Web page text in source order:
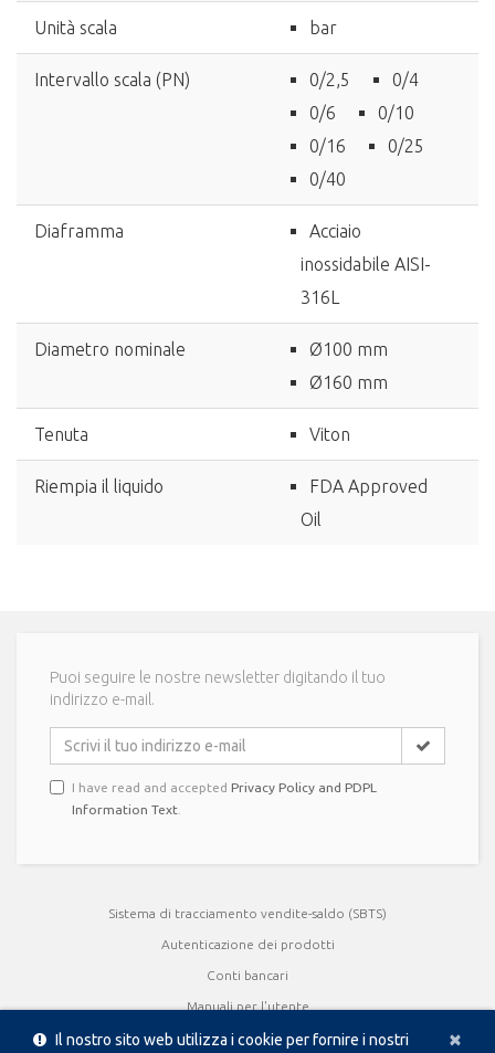
×
Il nostro sito web utilizza i cookie per fornire i nostri
Unità scala bar
Intervallo scala (PN) 0/2,5
0/4
0/6
0/10
0/16
0/25
0/40
Diaframma
Acciaio
inossidabile AISI-
316L
Diametro nominale
Ø100 mm
Ø160 mm
Tenuta Viton
Riempia il liquido
FDA Approved
Oil
Puoi seguire le nostre newsletter digitando il tuo
indirizzo e-mail.
I have read and accepted Privacy Policy and PDPL
Information Text
Sistema di tracciamento vendite-saldo (SBTS)
Autenticazione dei prodotti
Conti bancari
Manuali per l'utente
Certificati di qualità